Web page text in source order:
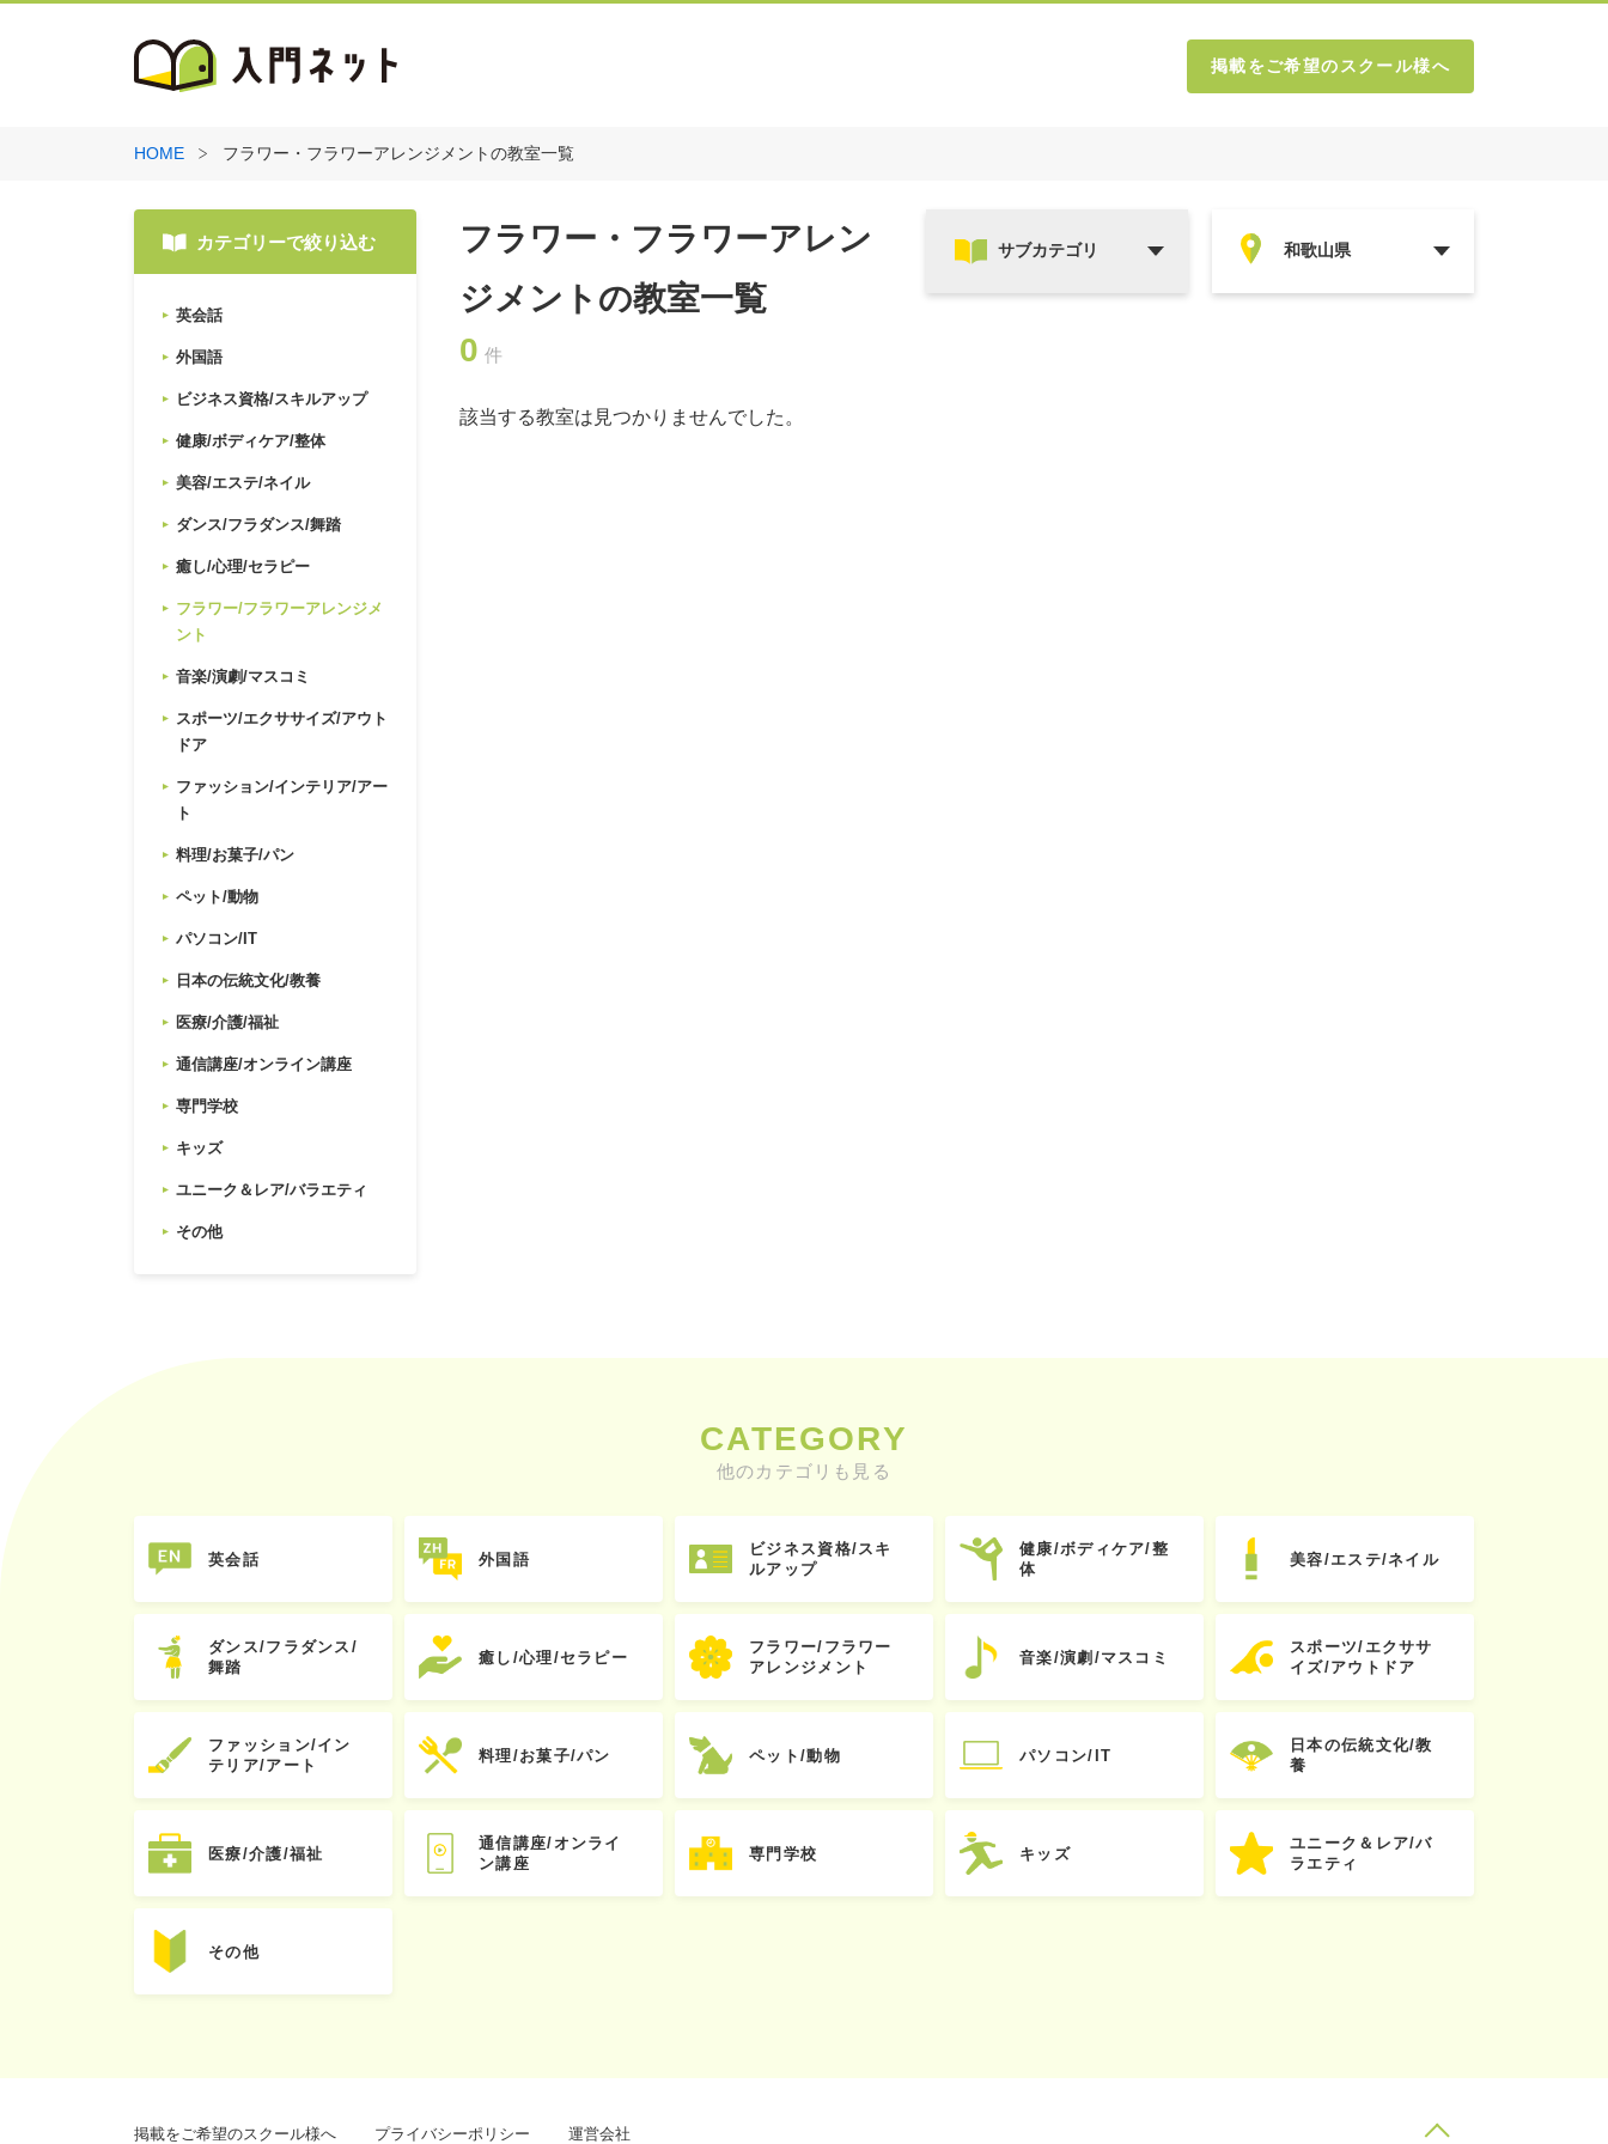
掲載をご希望のスクール様へ
HOME フラワー・フラワーアレンジメントの教室一覧
カテゴリーで絞り込む
英会話
外国語
ビジネス資格/スキルアップ
健康/ボディケア/整体
美容/エステ/ネイル
ダンス/フラダンス/舞踏
癒し/心理/セラピー
フラワー/フラワーアレンジメ
ント
音楽/演劇/マスコミ
スポーツ/エクササイズ/アウト
ドア
ファッション/インテリア/アー
ト
料理/お菓子/パン
ペット/動物
パソコン/IT
日本の伝統文化/教養
医療/介護/福祉
通信講座/オンライン講座
専門学校
キッズ
ユニーク＆レア/バラエティ
その他
フラワー・フラワーアレン
ジメントの教室一覧
0 件
該当する教室は見つかりませんでした。
CATEGORY
他のカテゴリも見る
英会話 外国語
ビジネス資格/スキ
ルアップ
健康/ボディケア/整
体
美容/エステ/ネイル
ダンス/フラダンス/
舞踏
癒し/心理/セラピー
フラワー/フラワー
アレンジメント
音楽/演劇/マスコミ
スポーツ/エクササ
イズ/アウトドア
ファッション/イン
テリア/アート
料理/お菓子/パン ペット/動物 パソコン/IT
日本の伝統文化/教
養
医療/介護/福祉
通信講座/オンライ
ン講座
専門学校 キッズ
ユニーク＆レア/バ
ラエティ
その他
掲載をご希望のスクール様へ プライバシーポリシー 運営会社